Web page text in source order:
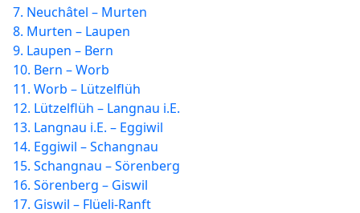
7. Neuchâtel – Murten
8. Murten – Laupen
9. Laupen – Bern
10. Bern – Worb
11. Worb – Lützelflüh
12. Lützelflüh – Langnau i.E.
13. Langnau i.E. – Eggiwil
14. Eggiwil – Schangnau
15. Schangnau – Sörenberg
16. Sörenberg – Giswil
17. Giswil – Flüeli-Ranft